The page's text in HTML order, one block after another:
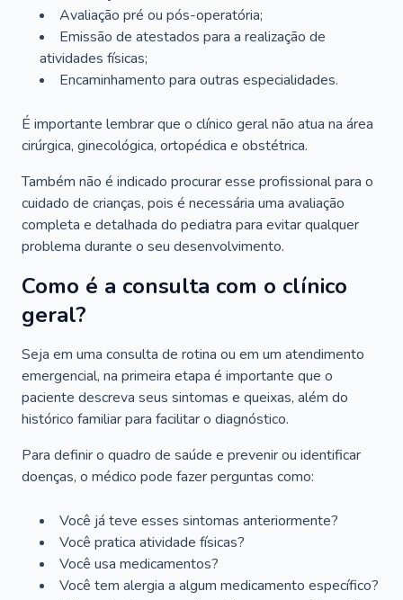
Avaliação pré ou pós-operatória;
Emissão de atestados para a realização de
atividades físicas;
Encaminhamento para outras especialidades.
É importante lembrar que o clínico geral não atua na área
cirúrgica, ginecológica, ortopédica e obstétrica.
Também não é indicado procurar esse profissional para o
cuidado de crianças, pois é necessária uma avaliação
completa e detalhada do pediatra para evitar qualquer
problema durante o seu desenvolvimento.
Como é a consulta com o clínico
geral?
Seja em uma consulta de rotina ou em um atendimento
emergencial, na primeira etapa é importante que o
paciente descreva seus sintomas e queixas, além do
histórico familiar para facilitar o diagnóstico.
Para definir o quadro de saúde e prevenir ou identificar
doenças, o médico pode fazer perguntas como:
Você já teve esses sintomas anteriormente?
Você pratica atividade físicas?
Você usa medicamentos?
Você tem alergia a algum medicamento específico?